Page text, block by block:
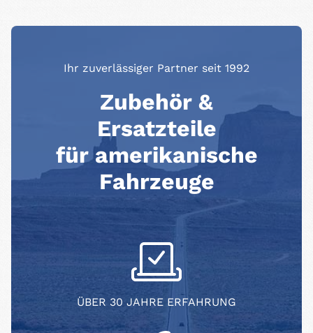
Ihr zuverlässiger Partner seit 1992
Zubehör &
Ersatzteile
für amerikanische
Fahrzeuge
ÜBER 30 JAHRE ERFAHRUNG